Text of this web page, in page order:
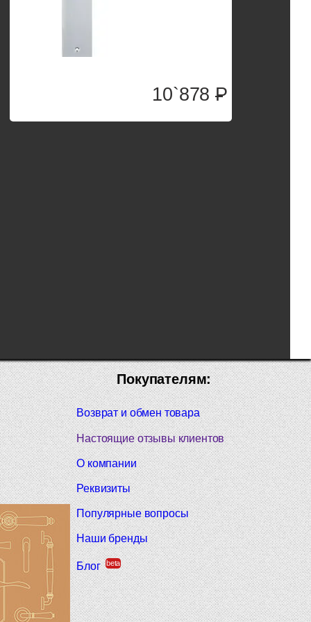
10`878P
Покупателям:
Возврат и обмен товара
Настоящие отзывы клиентов
О компании
Реквизиты
Популярные вопросы
Наши бренды
Блог beta